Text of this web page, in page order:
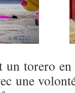
un torero en
une